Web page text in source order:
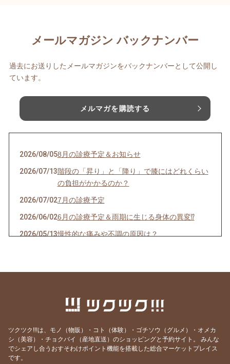
メールマガジン バックナンバー
過去にお送りしたメールマガジンをバックナンバーとして公開し
ています。
メルマガを購読する
2026/08/058月の診療予定＆お知らせ
2026/07/13階段の「昇り」と「降り」で膝にはどれくらい
の負担がかかるのか？
2026/07/027月の診療予定
2026/06/026月の診療予定＆雨期に生じる身体の異変⁉
2026/05/13慢性的な痛みや不調の原因は？
4月の診療予定
2026/03/10 業界でよくある話・・・これ本当？
2026/03/01 3月の診療予定
ツクツク!!!は、モノ（物販）・コト（体験）・ゴチソウ（グルメ）・オメカ
シ（美容）・チョクバイ（産地直送）のショッピングと予約サイト。
みんな
でシェアし合うおすそわけポイント機能を搭載した総合マーケットプレイス
です。